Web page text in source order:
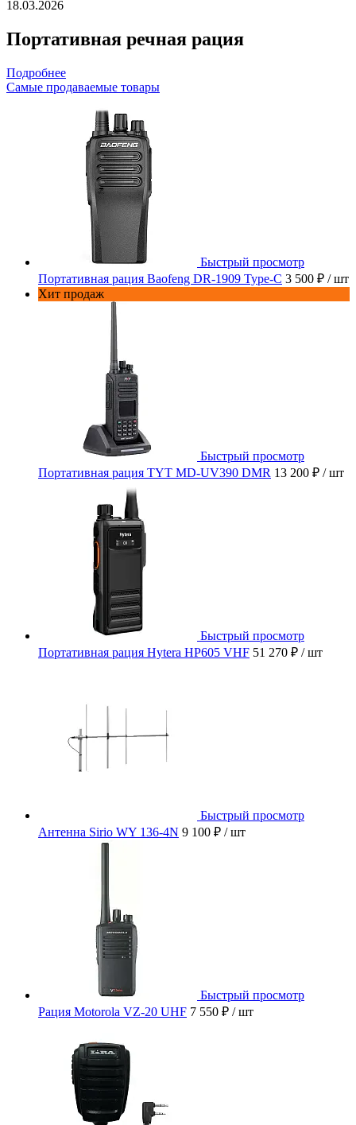
18.03.2026
Портативная речная рация
Подробнее
Самые продаваемые товары
Быстрый просмотр
Портативная рация Baofeng DR-1909 Type-C 3 500 ₽ / шт
Хит продаж
Быстрый просмотр
Портативная рация TYT MD-UV390 DMR 13 200 ₽ / шт
Быстрый просмотр
Портативная рация Hytera HP605 VHF 51 270 ₽ / шт
Быстрый просмотр
Антенна Sirio WY 136-4N 9 100 ₽ / шт
Быстрый просмотр
Рация Motorola VZ-20 UHF 7 550 ₽ / шт